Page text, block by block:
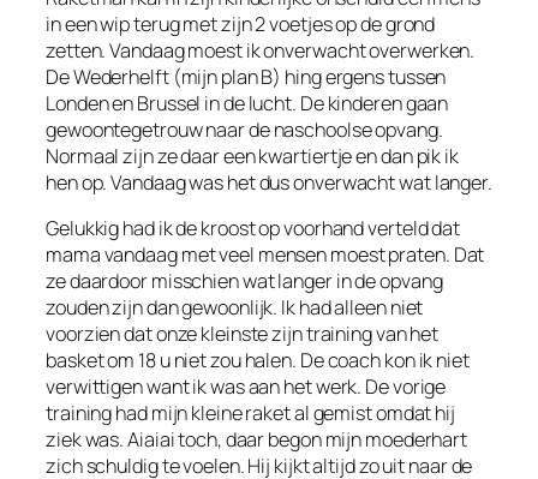
in een wip terug met zijn 2 voetjes op de grond
zetten. Vandaag moest ik onverwacht overwerken.
De Wederhelft (mijn plan B) hing ergens tussen
Londen en Brussel in de lucht. De kinderen gaan
gewoontegetrouw naar de naschoolse opvang.
Normaal zijn ze daar een kwartiertje en dan pik ik
hen op. Vandaag was het dus onverwacht wat langer.
Gelukkig had ik de kroost op voorhand verteld dat
mama vandaag met veel mensen moest praten. Dat
ze daardoor misschien wat langer in de opvang
zouden zijn dan gewoonlijk. Ik had alleen niet
voorzien dat onze kleinste zijn training van het
basket om 18 u niet zou halen. De coach kon ik niet
verwittigen want ik was aan het werk. De vorige
training had mijn kleine raket al gemist omdat hij
ziek was. Aiaiai toch, daar begon mijn moederhart
zich schuldig te voelen. Hij kijkt altijd zo uit naar de